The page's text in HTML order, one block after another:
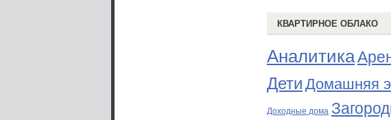
КВАРТИРНОЕ ОБЛАКО
Аналитика
Дети Домашняя
Доходные дома